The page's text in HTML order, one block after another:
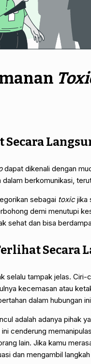
Secara
dapat dikenali dengan
berkomunikasi,
sebagai toxicjika
demi menutupi
sehat dan bisa
Secara
selalu tampak jelas. Ciri-
kecemasan atau
dalam hubungan
adalah adanya pihak
cenderung
lain. Jika kamu
dan mengambil